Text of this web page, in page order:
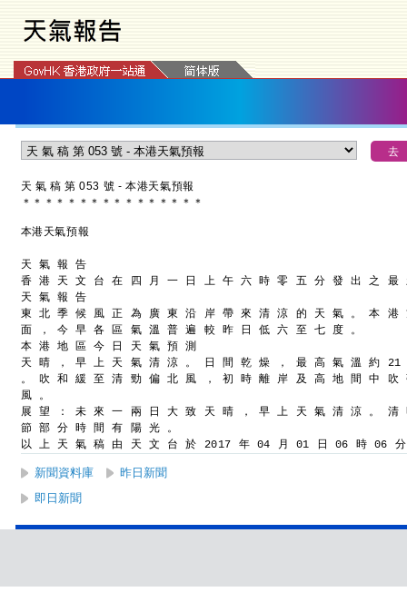
天 氣 稿 第 053 號 - 本港天氣預報
＊ ＊ ＊ ＊ ＊ ＊ ＊ ＊ ＊ ＊ ＊ ＊ ＊ ＊ ＊ ＊
本港天氣預報
天 氣 報 告
香 港 天 文 台 在 四 月 一 日 上 午 六 時 零 五 分 發 出 之 最
天 氣 報 告
東 北 季 候 風 正 為 廣 東 沿 岸 帶 來 清 涼 的 天 氣 。 本 港
面 ， 今 早 各 區 氣 溫 普 遍 較 昨 日 低 六 至 七 度 。
本 港 地 區 今 日 天 氣 預 測
天 晴 ， 早 上 天 氣 清 涼 。 日 間 乾 燥 ， 最 高 氣 溫 約 21
。 吹 和 緩 至 清 勁 偏 北 風 ， 初 時 離 岸 及 高 地 間 中 吹
風 。
展 望 ： 未 來 一 兩 日 大 致 天 晴 ， 早 上 天 氣 清 涼 。 清
節 部 分 時 間 有 陽 光 。
以 上 天 氣 稿 由 天 文 台 於 2017 年 04 月 01 日 06 時 06
新聞資料庫
昨日新聞
即日新聞